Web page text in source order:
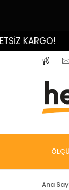
KARGO!
Ana